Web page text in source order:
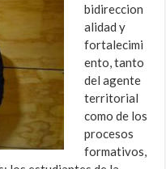
bidireccion
alidad y
fortalecimi
ento, tanto
del agente
territorial
como de los
procesos
formativos,